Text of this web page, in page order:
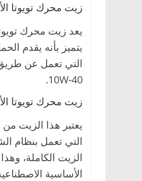
زيت محرك تويوتا
يتميز بأنه يقدم
10W-40.
زيت محرك تويوتا
يعتبر هذا الزيت
التي تعمل بنظام
الزيت الكاملة،
الأساسية